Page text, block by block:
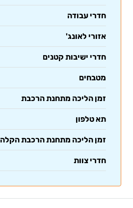
חדרי עבודה
אזורי לאונג'
חדרי ישיבות קטנים
מטבחים
זמן הליכה מתחנת הרכבת
תא טלפון
זמן הליכה מתחנת הרכבת הקלה
חדרי צוות